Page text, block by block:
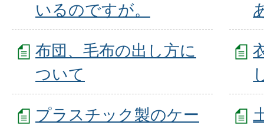
いるのですが。
布団、毛布の出し方に
ついて
プラスチック製のケー